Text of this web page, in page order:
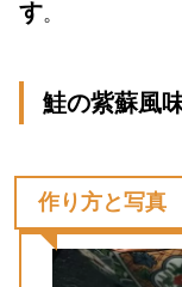
す。
鮭の紫蘇風
作り方と写真